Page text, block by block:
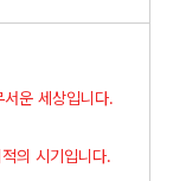
운 세상입니다.
의 시기입니다.